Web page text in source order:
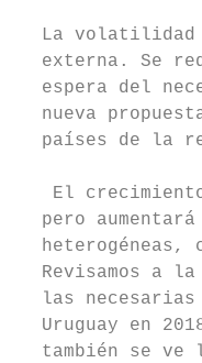
La
externa. Se
espera del
nueva
países de la
El
pero
heterogéneas,
Revisamos a
las
Uruguay en
también se ve